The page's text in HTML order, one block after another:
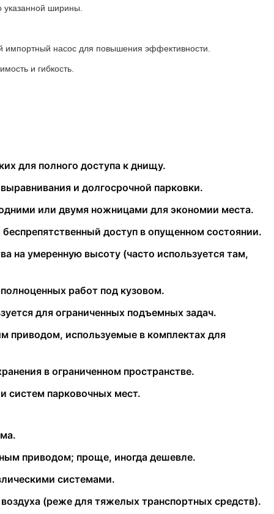
указанной ширины.
импортный насос для повышения эффективности.
и гибкость.
для полного доступа к днищу.
и долгосрочной парковки.
или двумя ножницами для экономии места.
доступ в опущенном состоянии.
умеренную высоту (часто используется там,
работ под кузовом.
для ограниченных подъемных задач.
используемые в комплектах для
в ограниченном пространстве.
систем парковочных мест.
приводом; проще, иногда дешевле.
системами.
(реже для тяжелых транспортных средств).